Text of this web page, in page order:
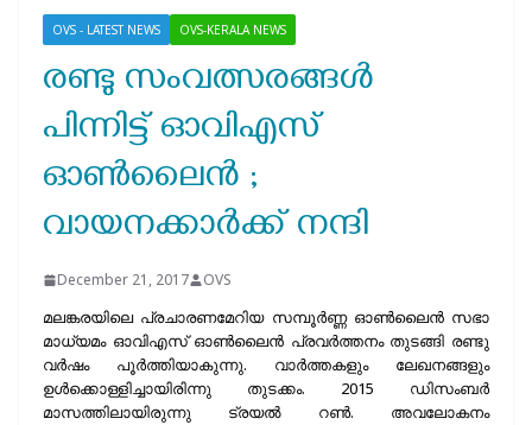
OVS - LATEST NEWS OVS-KERALA NEWS
രണ്ടു സംവത്സരങ്ങള്‍
പിന്നിട്ട് ഓവിഎസ്
ഓണ്‍ലൈന്‍ ;
വായനക്കാര്‍ക്ക് നന്ദി
December 21, 2017 OVS
മലങ്കരയിലെ പ്രചാരണമേറിയ സമ്പൂര്‍ണ്ണ ഓണ്‍ലൈന്‍ സഭാ
മാധ്യമം ഓവിഎസ് ഓണ്‍ലൈന്‍ പ്രവര്‍ത്തനം തുടങ്ങി രണ്ടു
വര്‍ഷം പൂര്‍ത്തിയാകുന്നു. വാര്‍ത്തകളും ലേഖനങ്ങളും
ഉള്‍ക്കൊള്ളിച്ചായിരിന്നു തുടക്കം. 2015 ഡിസംബര്‍
മാസത്തിലായിരുന്നു ട്രയല്‍ റണ്‍. അവലോകനം